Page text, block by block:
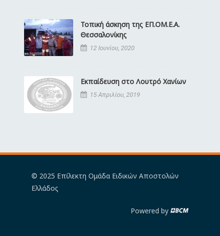
Τοπική άσκηση της ΕΠ.ΟΜ.Ε.Α.
Θεσσαλονίκης
12 Ιουνίου, 2020
Εκπαίδευση στο Λουτρό Χανίων
15 Απριλίου, 2019
© 2025 Επίλεκτη Ομάδα Ειδικών Αποστολών
Ελλάδος
Powered by